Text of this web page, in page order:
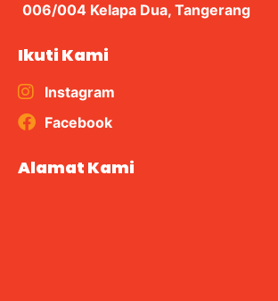
006/004 Kelapa Dua, Tangerang
Ikuti Kami
Instagram
Facebook
Alamat Kami